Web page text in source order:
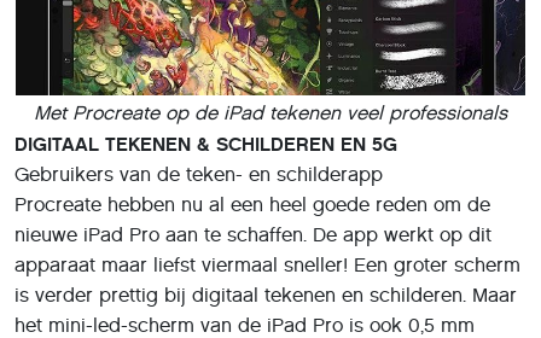
Met Procreate op de iPad tekenen veel professionals
DIGITAAL TEKENEN & SCHILDEREN EN 5G
Gebruikers van de teken- en schilderapp
Procreate hebben nu al een heel goede reden om de
nieuwe iPad Pro aan te schaffen. De app werkt op dit
apparaat maar liefst viermaal sneller! Een groter scherm
is verder prettig bij digitaal tekenen en schilderen. Maar
het mini-led-scherm van de iPad Pro is ook 0,5 mm